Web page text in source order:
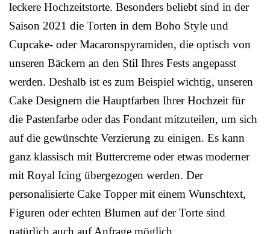
leckere Hochzeitstorte. Besonders beliebt sind in der
Saison 2021 die Torten in dem Boho Style und
Cupcake- oder Macaronspyramiden, die optisch von
unseren Bäckern an den Stil Ihres Fests angepasst
werden. Deshalb ist es zum Beispiel wichtig, unseren
Cake Designern die Hauptfarben Ihrer Hochzeit für
die Pastenfarbe oder das Fondant mitzuteilen, um sich
auf die gewünschte Verzierung zu einigen. Es kann
ganz klassisch mit Buttercreme oder etwas moderner
mit Royal Icing übergezogen werden. Der
personalisierte Cake Topper mit einem Wunschtext,
Figuren oder echten Blumen auf der Torte sind